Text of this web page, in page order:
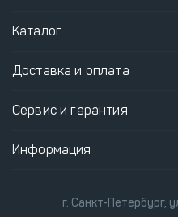
Каталог
Доставка и оплата
Сервис и гарантия
Информация
г. Санкт-Петербург,